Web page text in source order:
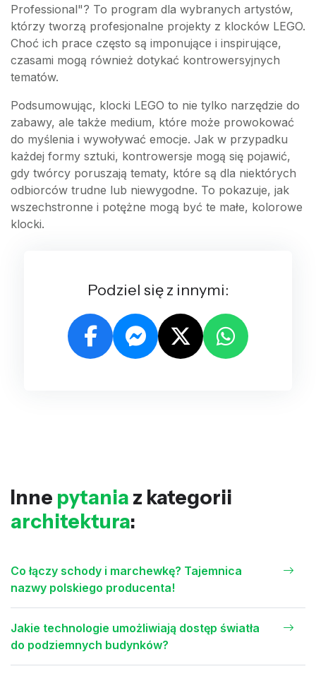
Professional"? To program dla wybranych artystów,
którzy tworzą profesjonalne projekty z klocków LEGO.
Choć ich prace często są imponujące i inspirujące,
czasami mogą również dotykać kontrowersyjnych
tematów.
Podsumowując, klocki LEGO to nie tylko narzędzie do
zabawy, ale także medium, które może prowokować
do myślenia i wywoływać emocje. Jak w przypadku
każdej formy sztuki, kontrowersje mogą się pojawić,
gdy twórcy poruszają tematy, które są dla niektórych
odbiorców trudne lub niewygodne. To pokazuje, jak
wszechstronne i potężne mogą być te małe, kolorowe
klocki.
Podziel się z innymi:
Inne pytania z kategorii
architektura:
Co łączy schody i marchewkę? Tajemnica
nazwy polskiego producenta!
Jakie technologie umożliwiają dostęp światła
do podziemnych budynków?